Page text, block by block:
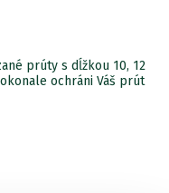
prúty s dĺžkou 10, 12
ochráni Váš prút